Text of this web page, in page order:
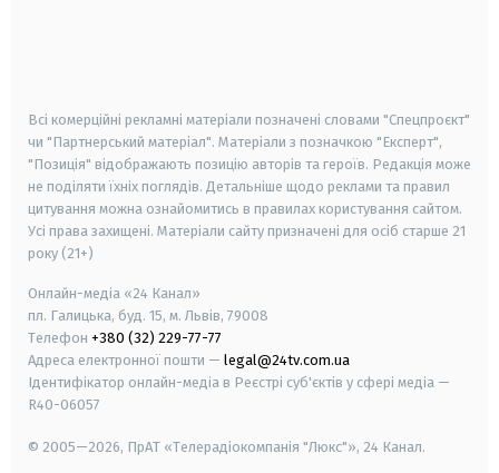
Всі комерційні рекламні матеріали позначені словами "Спецпроєкт"
чи "Партнерський матеріал". Матеріали з позначкою "Експерт",
"Позиція" відображають позицію авторів та героїв. Редакція може
не поділяти їхніх поглядів. Детальніше щодо реклами та правил
цитування можна ознайомитись в правилах користування сайтом.
Усі права захищені. Матеріали сайту призначені для осіб старше 21
року (21+)
Онлайн-медіа «24 Канал»
пл. Галицька, буд. 15, м. Львів, 79008
Телефон +380 (32) 229-77-77
Адреса електронної пошти — legal@24tv.com.ua
Ідентифікатор онлайн-медіа в Реєстрі суб'єктів у сфері медіа —
R40-06057
© 2005—2026, ПрАТ «Телерадіокомпанія "Люкс"», 24 Канал.